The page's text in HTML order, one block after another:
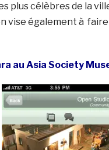
plus célèbres de la
vise également à
au Asia Society